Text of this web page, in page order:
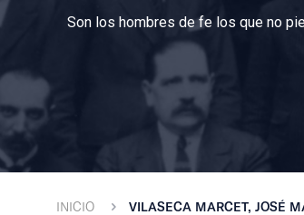
Son los hombres de fe los que no
INICIO VILASECA MARCET, JOSÉ